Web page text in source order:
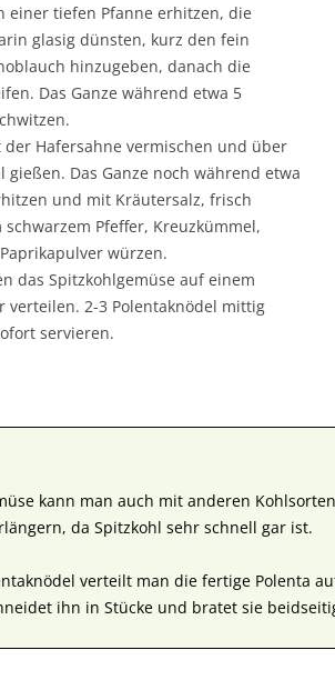
einer tiefen Pfanne erhitzen, die
glasig dünsten, kurz den fein
hinzugeben, danach die
Das Ganze während etwa 5
der Hafersahne vermischen und über
gießen. Das Ganze noch während etwa
und mit Kräutersalz, frisch
schwarzem Pfeffer, Kreuzkümmel,
würzen.
das Spitzkohlgemüse auf einem
verteilen. 2-3 Polentaknödel mittig
servieren.
kann man auch mit anderen
da Spitzkohl sehr schnell gar ist.
verteilt man die fertige Polenta
ihn in Stücke und bratet sie